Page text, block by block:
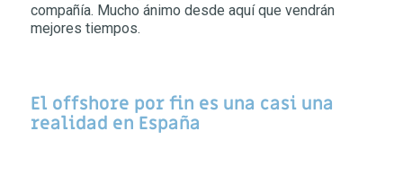
compañía. Mucho ánimo desde aquí que vendrán
mejores tiempos.
El offshore por fin es una casi una
realidad en España